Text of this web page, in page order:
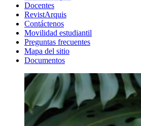
Docentes
RevistArquis
Contáctenos
Movilidad estudiantil
Preguntas frecuentes
Mapa del sitio
Documentos